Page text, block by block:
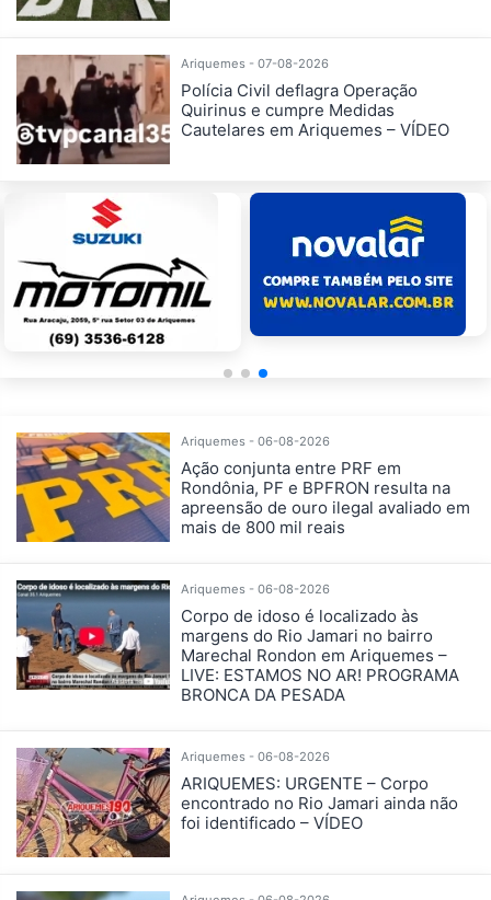
Ariquemes - 07-08-2026
Polícia Civil deflagra Operação
Quirinus e cumpre Medidas
Cautelares em Ariquemes – VÍDEO
Ariquemes - 06-08-2026
Ação conjunta entre PRF em
Rondônia, PF e BPFRON resulta na
apreensão de ouro ilegal avaliado em
mais de 800 mil reais
Ariquemes - 06-08-2026
Corpo de idoso é localizado às
margens do Rio Jamari no bairro
Marechal Rondon em Ariquemes –
LIVE: ESTAMOS NO AR! PROGRAMA
BRONCA DA PESADA
Ariquemes - 06-08-2026
ARIQUEMES: URGENTE – Corpo
encontrado no Rio Jamari ainda não
foi identificado – VÍDEO